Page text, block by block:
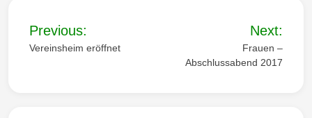
e. V.
B
e
Previous:
Vereinsheim eröffnet
Next:
Frauen –
Abschlussabend 2017